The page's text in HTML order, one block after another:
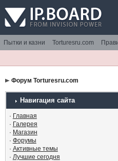
Пытки и казни Torturesru.com
Форум Torturesru.com
Навигация сайта
· Главная
· Галерея
· Магазин
· Форумы
· Активные темы
· Лучшие сегодня